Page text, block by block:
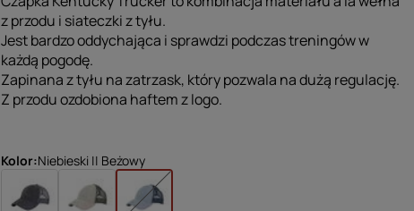
z przodu i siateczki z tyłu.
Jest bardzo oddychająca i sprawdzi podczas treningów w
każdą pogodę.
Zapinana z tyłu na zatrzask, który pozwala na dużą regulację.
Z przodu ozdobiona haftem z logo.
Kolor Niebieski || Beżowy